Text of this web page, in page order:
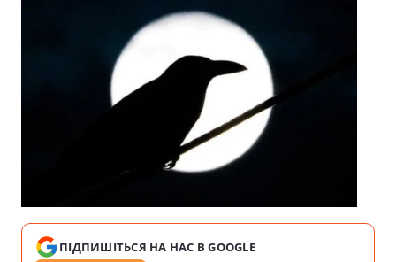
ПІДПИШІТЬСЯ НА НАС В GOOGLE